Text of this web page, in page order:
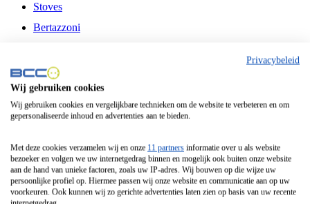
Stoves
Bertazzoni
Fitelli
Airfryer
Frituurpan
Contactgrill
Broodbakmachine
Broodrooster
Privacybeleid
Wij gebruiken cookies
Wij gebruiken cookies en vergelijkbare technieken om de website te verbeteren en om
gepersonaliseerde inhoud en advertenties aan te bieden.
Met deze cookies verzamelen wij en onze 11 partners informatie over u als website
bezoeker en volgen we uw internetgedrag binnen en mogelijk ook buiten onze website
aan de hand van unieke factoren, zoals uw IP-adres. Wij bouwen op die wijze uw
persoonlijke profiel op. Hiermee passen wij onze website en communicatie aan op uw
voorkeuren. Ook kunnen wij zo gerichte advertenties laten zien op basis van uw recente